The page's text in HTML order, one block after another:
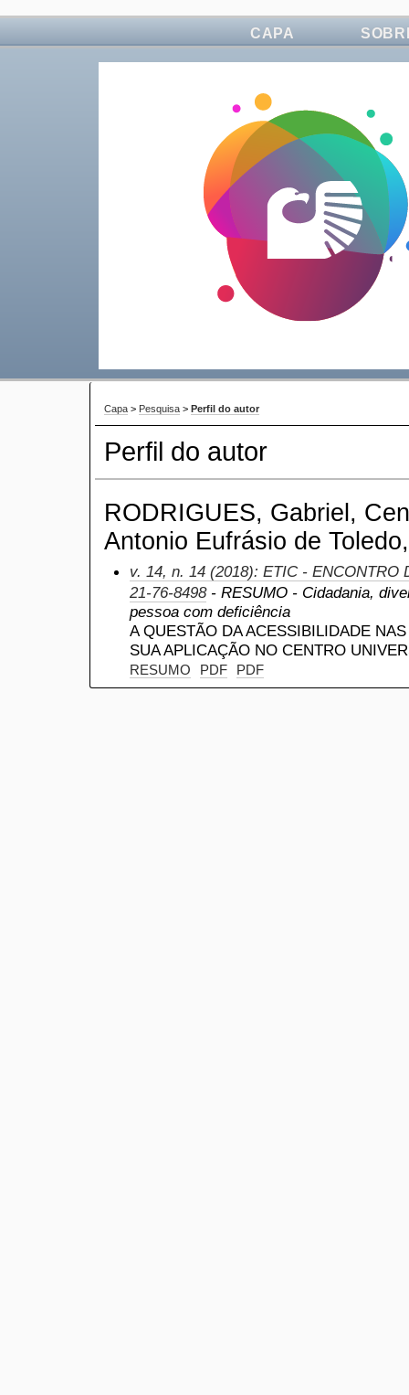
CAPA
Capa > Pesquisa > Perfil do autor
Perfil do autor
RODRIGUES, Gabriel,
Antonio Eufrásio de
v. 14, n. 14 (2018): ETIC - ENCONTRO
21-76-8498- RESUMO - Cidadania,
pessoa com deficiência
A QUESTÃO DA ACESSIBILIDADE
SUA APLICAÇÃO NO CENTRO
RESUMO PDF PDF